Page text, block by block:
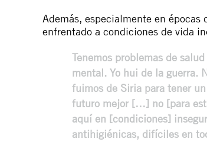
Además, especialmente en
enfrentado a condiciones de vida
Tenemos problemas de salud
mental. Yo hui de la guerra.
fuimos de Siria para tener un
futuro mejor […] no [para
aquí en [condiciones]
antihigiénicas, difíciles en